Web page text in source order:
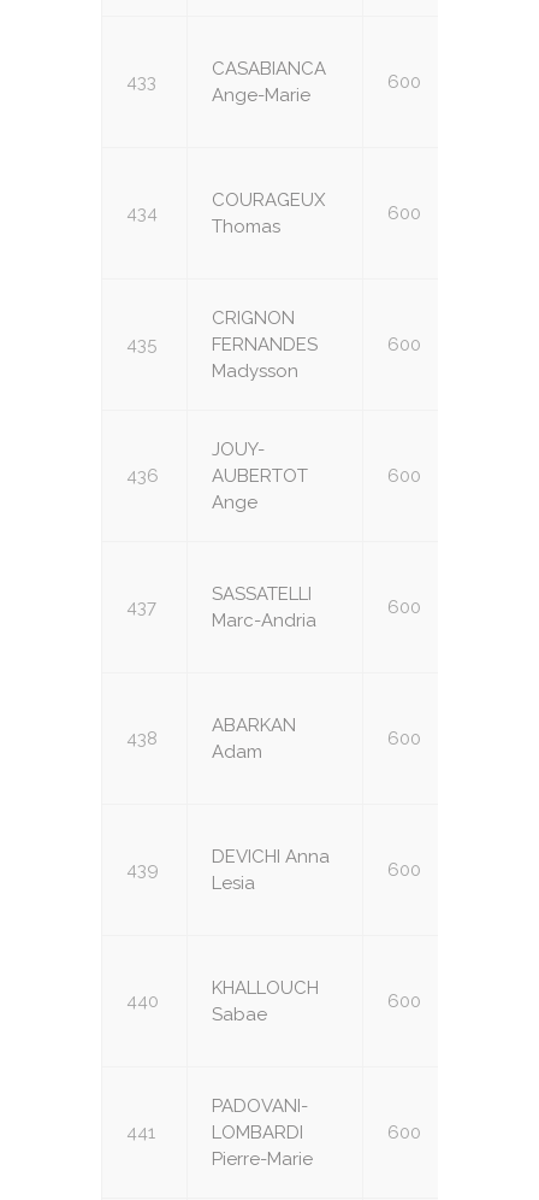
433
CASABIANCA
Ange-Marie
600
434
COURAGEUX
Thomas
600
435
CRIGNON
FERNANDES
Madysson
600
436
JOUY-
AUBERTOT
Ange
600
437
SASSATELLI
Marc-Andria
600
438
ABARKAN
Adam
600
439
DEVICHI Anna
Lesia
600
440
KHALLOUCH
Sabae
600
441
PADOVANI-
LOMBARDI
Pierre-Marie
600